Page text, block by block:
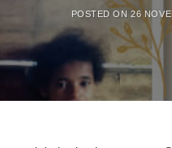
POSTED ON26